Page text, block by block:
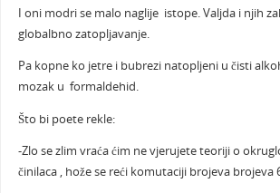
I oni modri se malo naglije istope. Valjda i njih
globalbno zatopljavanje.
Pa kopne ko jetre i bubrezi natopljeni u čisti
mozak u formaldehid.
Što bi poete rekle:
-Zlo se zlim vraća ćim ne vjerujete teoriji o
činilaca , hože se reći komutaciji brojeva brojeva